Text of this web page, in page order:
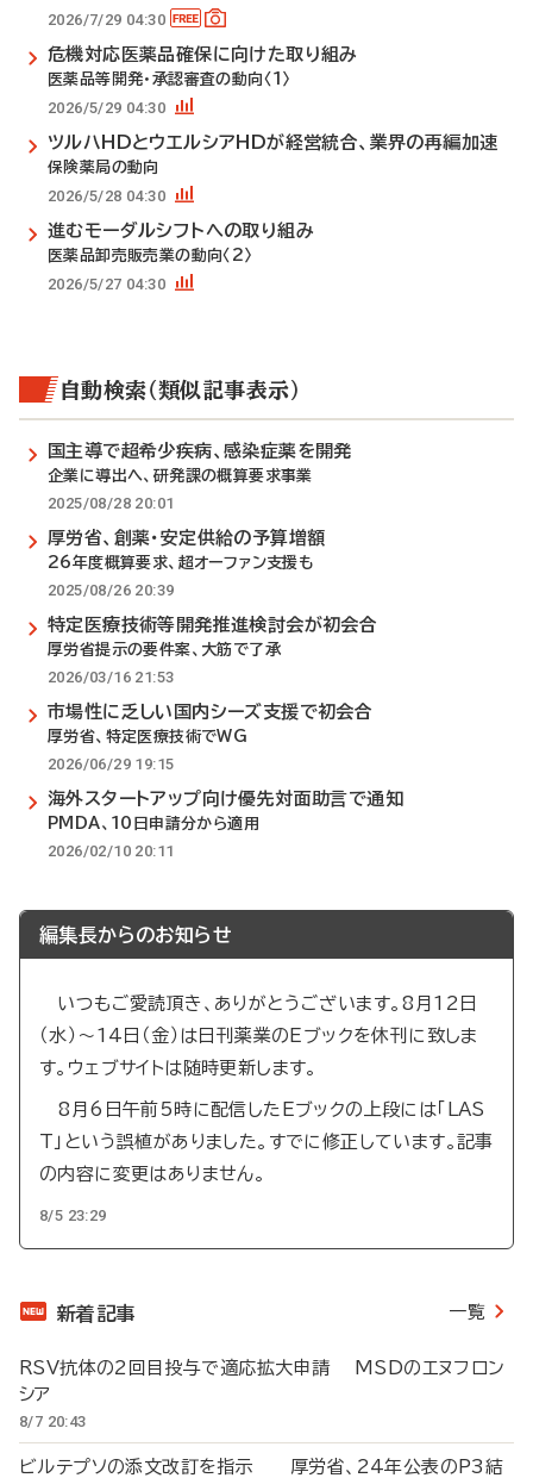
2026/7/29 04:30
危機対応医薬品確保に向けた取り組み
医薬品等開発・承認審査の動向〈1〉
2026/5/29 04:30
ツルハHDとウエルシアHDが経営統合、業界の再編加速
保険薬局の動向
2026/5/28 04:30
進むモーダルシフトへの取り組み
医薬品卸売販売業の動向〈2〉
2026/5/27 04:30
自動検索（類似記事表示）
国主導で超希少疾病、感染症薬を開発
企業に導出へ、研発課の概算要求事業
2025/08/28 20:01
厚労省、創薬・安定供給の予算増額
26年度概算要求、超オーファン支援も
2025/08/26 20:39
特定医療技術等開発推進検討会が初会合
厚労省提示の要件案、大筋で了承
2026/03/16 21:53
市場性に乏しい国内シーズ支援で初会合
厚労省、特定医療技術でWG
2026/06/29 19:15
海外スタートアップ向け優先対面助言で通知
PMDA、10日申請分から適用
2026/02/10 20:11
編集長からのお知らせ
いつもご愛読頂き、ありがとうございます。8月12日
（水）～14日（金）は日刊薬業のEブックを休刊に致しま
す。ウェブサイトは随時更新します。
8月6日午前5時に配信したEブックの上段には「LAS
T」という誤植がありました。すでに修正しています。記事
の内容に変更はありません。
8/5 23:29
新着記事 一覧
RSV抗体の2回目投与で適応拡大申請 MSDのエヌフロン
シア
8/7 20:43
ビルテプソの添文改訂を指示 厚労省、24年公表のP3結